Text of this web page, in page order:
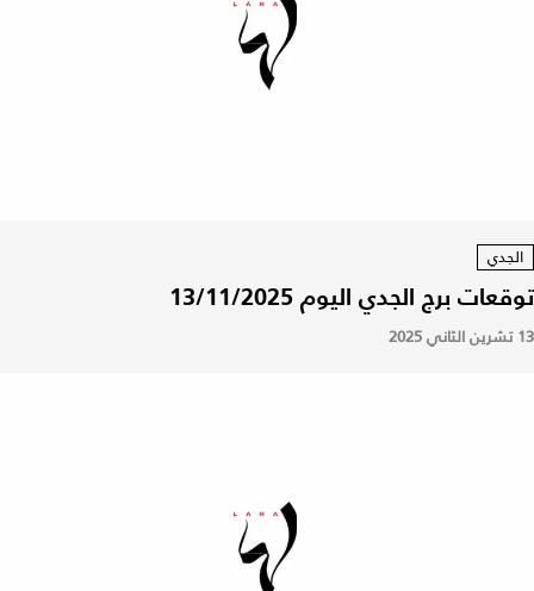
الجدي
توقعات برج الجدي اليوم 13/11/2025
13 تشرين الثاني 2025